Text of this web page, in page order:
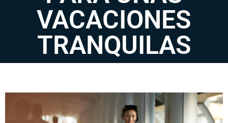
VACACIONES
TRANQUILAS